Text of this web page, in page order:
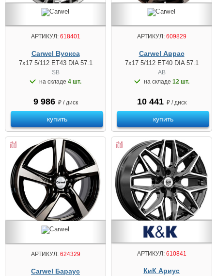
АРТИКУЛ:618401
Carwel Вуокса
7x17 5/112 ET43 DIA 57.1
SB
на складе 4 шт.
9 986 ₽ / диск
купить
АРТИКУЛ:609829
Carwel Аврас
7x17 5/112 ET40 DIA 57.1
AB
на складе 12 шт.
10 441 ₽ / диск
купить
АРТИКУЛ:624329
Carwel Бараус
АРТИКУЛ:610841
КиК Ариус